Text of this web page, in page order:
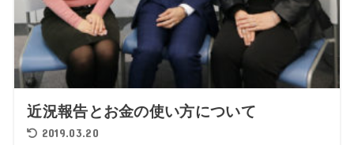
近況報告とお金の使い方について
2019.03.20